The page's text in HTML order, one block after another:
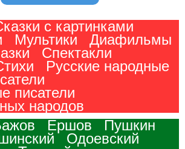
с картинками
Мультики
Диафильмы
Спектакли
Русские народные
писатели
народов
Ершов
Пушкин
Одоевский